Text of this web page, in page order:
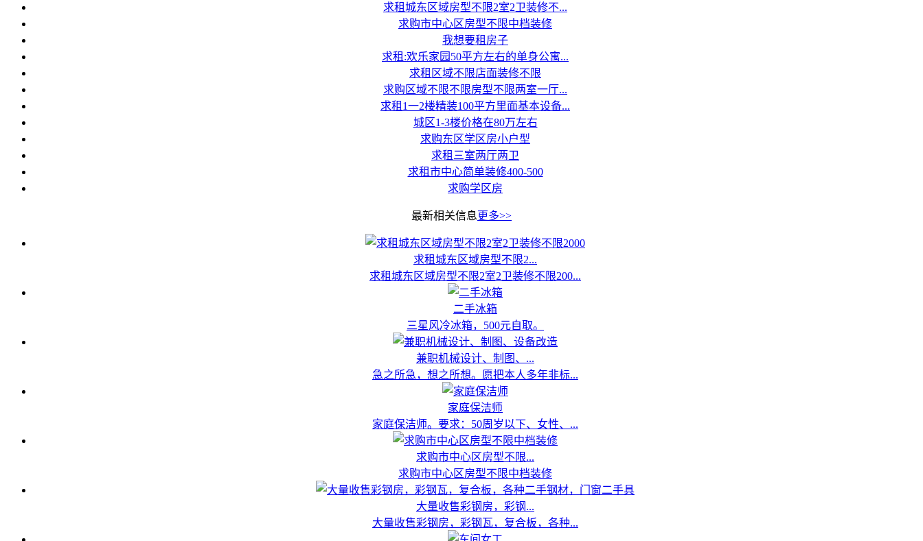
求租城东区域房型不限2室2卫装修不...
求购市中心区房型不限中档装修
我想要租房子
求租:欢乐家园50平方左右的单身公寓...
求租区域不限店面装修不限
求购区域不限不限房型不限两室一厅...
求租1一2楼精装100平方里面基本设备...
城区1-3楼价格在80万左右
求购东区学区房小户型
求租三室两厅两卫
求租市中心简单装修400-500
求购学区房
最新相关信息更多>>
求租城东区域房型不限2...
求租城东区域房型不限2室2卫装修不限200...
二手冰箱
三星风冷冰箱，500元自取。
兼职机械设计、制图、...
急之所急，想之所想。愿把本人多年非标...
家庭保洁师
家庭保洁师。要求：50周岁以下、女性、...
求购市中心区房型不限...
求购市中心区房型不限中档装修
大量收售彩钢房，彩钢...
大量收售彩钢房，彩钢瓦，复合板，各种...